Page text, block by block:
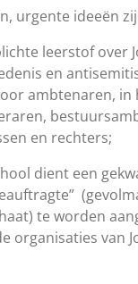
urgente ideeën
leerstof over
en
ambtenaren,
en rechters;
dient een
te worden
organisaties van